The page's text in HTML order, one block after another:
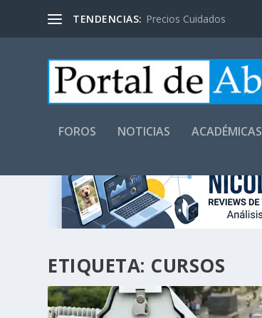
TENDENCIAS: Precios Cuidados
FOROS NOTICIAS ACADÉMICAS
ETIQUETA: CURSOS